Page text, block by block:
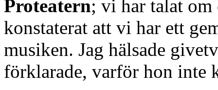
Proteatern; vi har talat om
konstaterat att vi har ett
musiken. Jag hälsade
förklarade, varför hon inte